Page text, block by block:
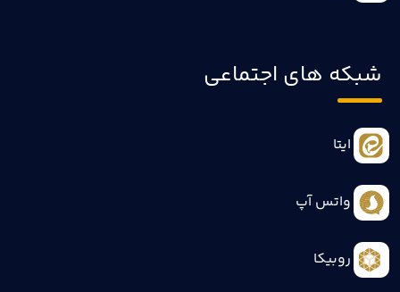
شبکه های اجتماعی
ایتا
واتس آپ
روبیکا